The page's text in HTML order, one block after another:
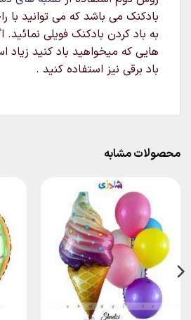
بادکنک می باشد که می توانید با
به باد کردن بادکنک فویلی نمائید.
هایی که میخواهید باد کنید زیاد
باد برقی نیز استفاده کنید .
محصولات مشابه